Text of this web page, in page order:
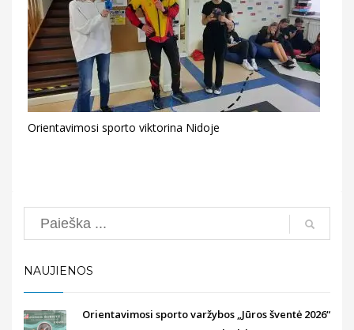
Orientavimosi sporto viktorina Nidoje
Search
NAUJIENOS
Orientavimosi sporto varžybos „Jūros šventė 2026“